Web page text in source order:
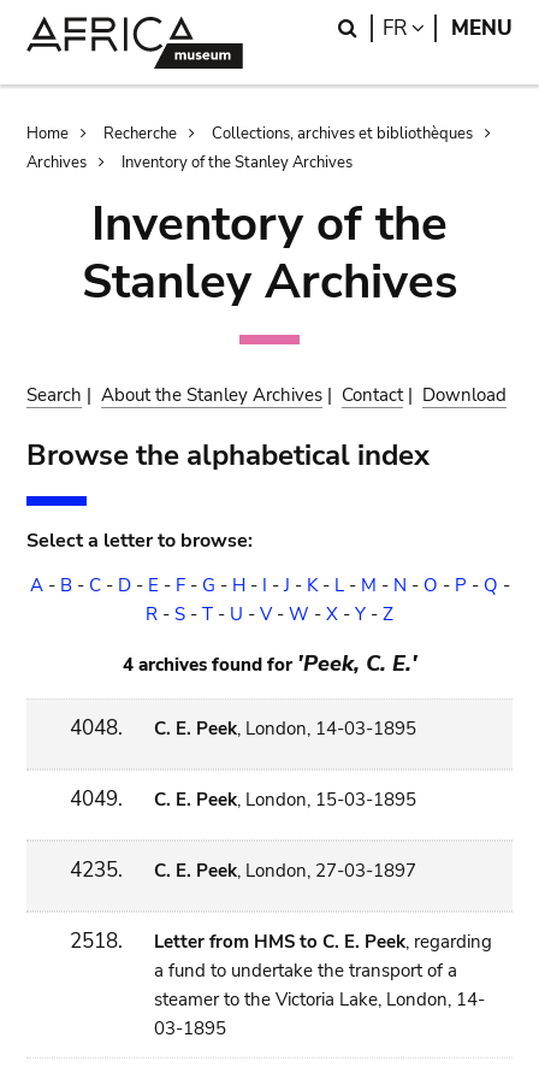
Search
FR LANGUAGE
MENU
Breadcrumb
Home Recherche
Collections, archives et bibliothèques
Archives
Inventory of the Stanley Archives
Inventory of the
Stanley Archives
Search |About the Stanley Archives | Contact| Download
Browse the alphabetical index
Select a letter to browse:
A- B- C- D- E - F- G - H- I -J - K- L- M - N - O - P - Q -
R - S - T - U - V- W - X - Y - Z
4 archives found for 'Peek, C. E.'
4048. C. E. Peek, London, 14-03-1895
4049. C. E. Peek, London, 15-03-1895
4235. C. E. Peek, London, 27-03-1897
2518. Letter from HMS to C. E. Peek, regarding
a fund to undertake the transport of a
steamer to the Victoria Lake, London, 14-
03-1895